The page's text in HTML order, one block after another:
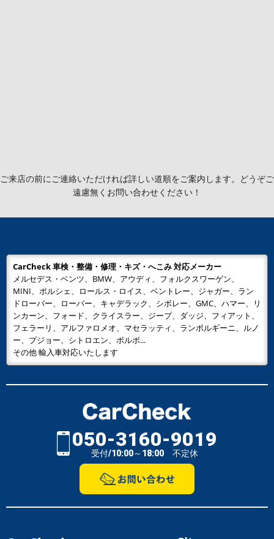
ご来店の前にご連絡いただければ詳しい道順をご案内します。どうぞご
遠慮無くお問い合わせください！
CarCheck 車検・整備・修理・キズ・へこみ 対応メーカー
メルセデス・ベンツ、BMW、アウディ、フォルクスワーゲン、
MINI、ポルシェ、ロールス・ロイス、ベントレー、ジャガー、ラン
ドローバー、ローバー、キャデラック、シボレー、GMC、ハマー、リ
ンカーン、フォード、クライスラー、ジープ、ダッジ、フィアット、
フェラーリ、アルファロメオ、マセラッティ、ランボルギーニ、ルノ
ー、プジョー、シトロエン、ボルボ...
その他 輸入車対応いたします
050-3160-9019
受付/10:00～18:00 不定休